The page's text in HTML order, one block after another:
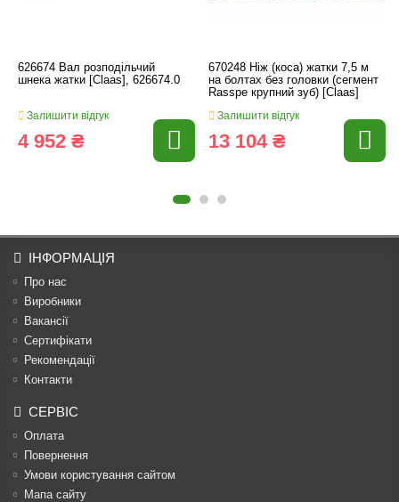
626674 Вал розподільчий
шнека жатки [Claas], 626674.0
Залишити відгук
4 952 ₴
670248 Ніж (коса) жатки 7,5 м
на болтах без головки (сегмент
Rasspe крупний зуб) [Claas]
Залишити відгук
13 104 ₴
ІНФОРМАЦІЯ
Про нас
Виробники
Вакансії
Сертифікати
Рекомендації
Контакти
СЕРВІС
Оплата
Повернення
Умови користування сайтом
Мапа сайту